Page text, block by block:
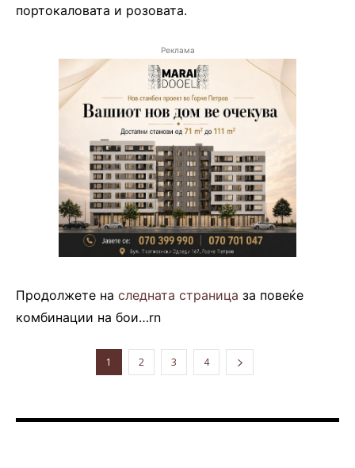
портокаловата и розовата.
Реклама
Продолжете на следната страница за повеќе
комбинации на бои…rn
1 2 3 4